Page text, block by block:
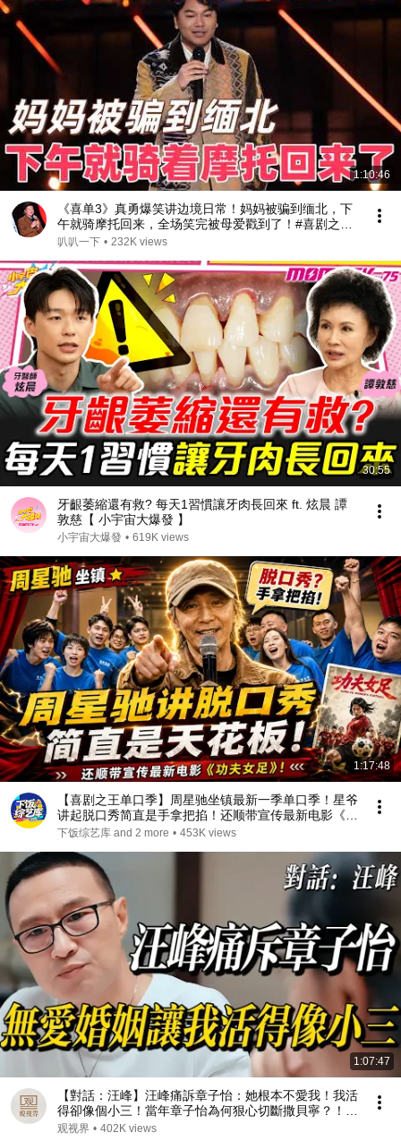
1:10:46
《喜单3》真勇爆笑讲边境日常！妈妈被骗到缅北，下
午就骑摩托回来，全场笑完被母爱戳到了！#喜剧之王
单口季 #脱口秀 #搞笑 #喜剧 #funny #综艺
叭叭一下 • 232K views
30:55
牙齦萎縮還有救? 每天1習慣讓牙肉長回來 ft. 炫晨 譚
敦慈【 小宇宙大爆發 】
小宇宙大爆發 • 619K views
1:17:48
【喜剧之王单口季】周星驰坐镇最新一季单口季！星爷
讲起脱口秀简直是手拿把掐！还顺带宣传最新电影《功
夫女足》！#周星驰 #搞笑
下饭综艺库 and 2 more • 453K views
1:07:47
【對話：汪峰】汪峰痛訴章子怡：她根本不愛我！我活
得卻像個小三！當年章子怡為何狠心切斷撒貝寧？！#
蔡康永 #林志玲 #窦文涛 #鲁豫 #八卦 #娱乐圈 #康熙
观视界 • 402K views